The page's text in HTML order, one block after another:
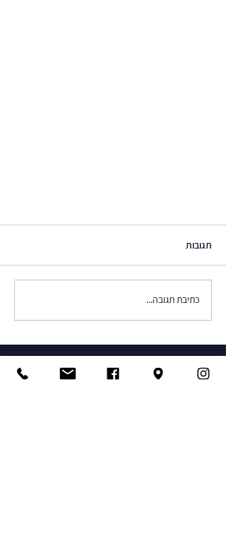
היא הגיעה!!! מערכת הבישול החדשה
iVario Pro
תגובות
כתיבת תגובה...
שעות פתיחה